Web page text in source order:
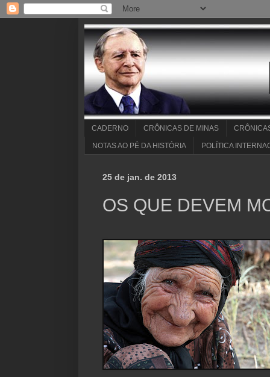
CADERNO CRÔNICAS DE MINAS
NOTAS AO PÉ DA HISTÓRIA POLÍTICA
25 de jan. de 2013
OS QUE DEVEM